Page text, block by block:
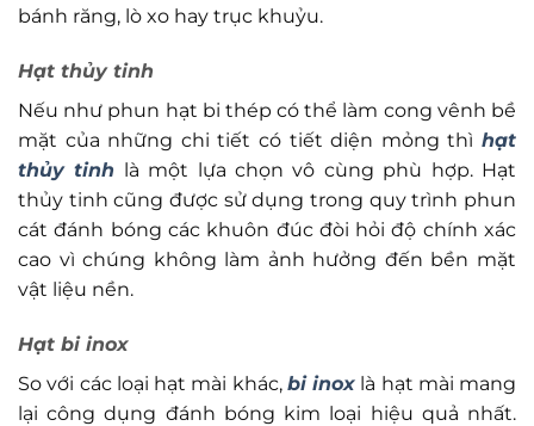
bánh răng, lò xo hay trục khuỷu.
Hạt thủy tinh
Nếu như phun hạt bi thép có thể làm cong vênh bề
mặt của những chi tiết có tiết diện mỏng thì hạt
thủy tinh là một lựa chọn vô cùng phù hợp. Hạt
thủy tinh cũng được sử dụng trong quy trình phun
cát đánh bóng các khuôn đúc đòi hỏi độ chính xác
cao vì chúng không làm ảnh hưởng đến bền mặt
vật liệu nền.
Hạt bi inox
So với các loại hạt mài khác, bi inox là hạt mài mang
lại công dụng đánh bóng kim loại hiệu quả nhất.